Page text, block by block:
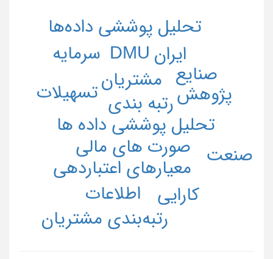
تحلیل پوششی داده ها
رتبه بندی
صورت های مالی
مشتریان
معیارهای اعتباردهی
DMU
اطلاعات
ایران
پژوهش
تحلیل پوششی داده‌ها
تسهیلات
رتبه‌بندی مشتریان
سرمایه
صنایع
صنعت
کارایی